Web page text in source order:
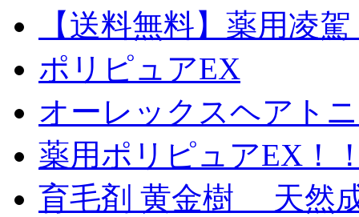
【送料無料】薬用凌
ポリピュアEX
オーレックスヘアト
薬用ポリピュアEX！
育毛剤 黄金樹 天然